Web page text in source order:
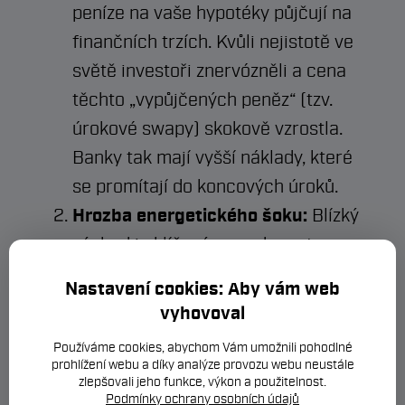
peníze na vaše hypotéky půjčují na
finančních trzích. Kvůli nejistotě ve
světě investoři znervózněli a cena
těchto „vypůjčených peněz“ (tzv.
úrokové swapy) skokově vzrostla.
Banky tak mají vyšší náklady, které
se promítají do koncových úroků.
Hrozba energetického šoku: Blízký
východ je klíčovým producentem
znamená růst cen pohonných hmot
nastartovat inflaci.
Opatrnost ČNB:Česká národní
Nastavení cookies: Aby vám web
vyhovoval
Používáme cookies, abychom Vám umožnili pohodlné
prohlížení webu a díky analýze provozu webu neustále
zlepšovali jeho funkce, výkon a použitelnost.
Podmínky ochrany osobních údajů